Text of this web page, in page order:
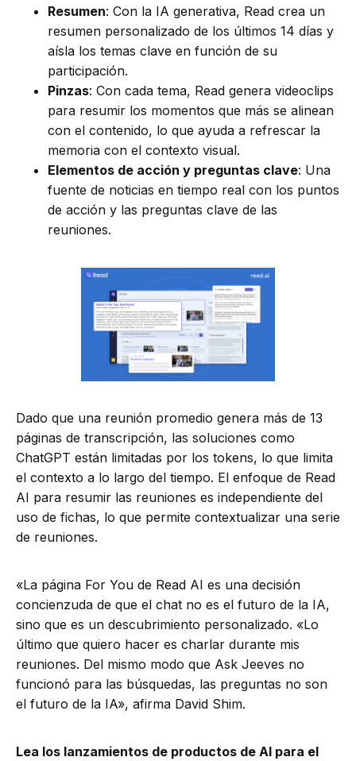
Resumen: Con la IA generativa, Read crea un
resumen personalizado de los últimos 14 días y
aísla los temas clave en función de su
participación.
Pinzas: Con cada tema, Read genera videoclips
para resumir los momentos que más se alinean
con el contenido, lo que ayuda a refrescar la
memoria con el contexto visual.
Elementos de acción y preguntas clave: Una
fuente de noticias en tiempo real con los puntos
de acción y las preguntas clave de las
reuniones.
Dado que una reunión promedio genera más de 13
páginas de transcripción, las soluciones como
ChatGPT están limitadas por los tokens, lo que limita
el contexto a lo largo del tiempo. El enfoque de Read
AI para resumir las reuniones es independiente del
uso de fichas, lo que permite contextualizar una serie
de reuniones.
«La página For You de Read AI es una decisión
concienzuda de que el chat no es el futuro de la IA,
sino que es un descubrimiento personalizado. «Lo
último que quiero hacer es charlar durante mis
reuniones. Del mismo modo que Ask Jeeves no
funcionó para las búsquedas, las preguntas no son
el futuro de la IA», afirma David Shim.
Lea los lanzamientos de productos de AI para el